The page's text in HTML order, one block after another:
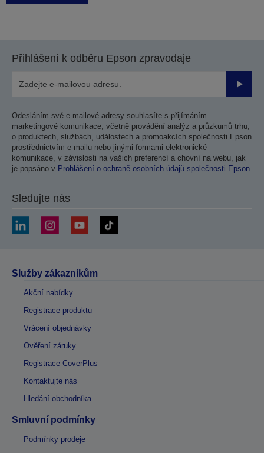
Přihlášení k odběru Epson zpravodaje
Odesláním své e-mailové adresy souhlasíte s přijímáním
marketingové komunikace, včetně provádění analýz a průzkumů trhu,
o produktech, službách, událostech a promoakcích společnosti Epson
prostřednictvím e-mailu nebo jinými formami elektronické
komunikace, v závislosti na vašich preferencí a chovní na webu, jak
je popsáno v Prohlášení o ochraně osobních údajů společnosti Epson
Sledujte nás
Služby zákazníkům
Akční nabídky
Registrace produktu
Vrácení objednávky
Ověření záruky
Registrace CoverPlus
Kontaktujte nás
Hledání obchodníka
Smluvní podmínky
Podmínky prodeje